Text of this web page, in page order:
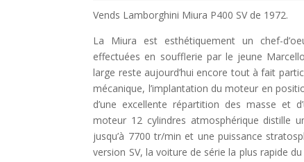
Vends Lamborghini Miura P400 SV de 1972.
La Miura est esthétiquement un chef-
effectuées en soufflerie par le jeune
large reste aujourd’hui encore tout à fait
mécanique, l’implantation du moteur en
d’une excellente répartition des masse et
moteur 12 cylindres atmosphérique distille
jusqu’à 7700 tr/min et une puissance
version SV, la voiture de série la plus rapide